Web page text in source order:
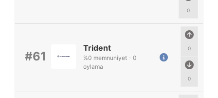
0
#61
0
0
Trident
%0 memnuniyet - 0
oylama